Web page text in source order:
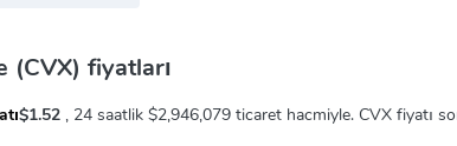
(CVX) fiyatları
$1.52 , 24 saatlik $2,946,079 ticaret hacmiyle. CVX fiyatı